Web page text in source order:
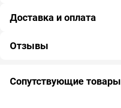
Доставка и оплата
Отзывы
Сопутствующие товары